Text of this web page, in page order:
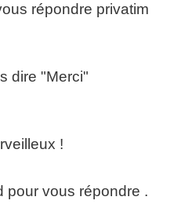
répondre privatim
dire "Merci"
!
pour vous répondre .